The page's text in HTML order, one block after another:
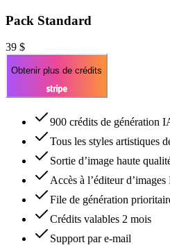
Pack Standard
39 $
Obtenir plus de crédits
900 crédits de génération
Tous les styles artistiques
Sortie d’image haute
Accès à l’éditeur d’images
File de génération
Crédits valables 2 mois
Support par e-mail